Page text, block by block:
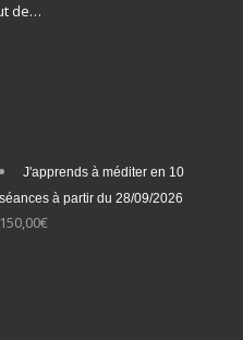
de…
J'apprends à méditer en 10
séances à partir du 28/09/2026
150,00€